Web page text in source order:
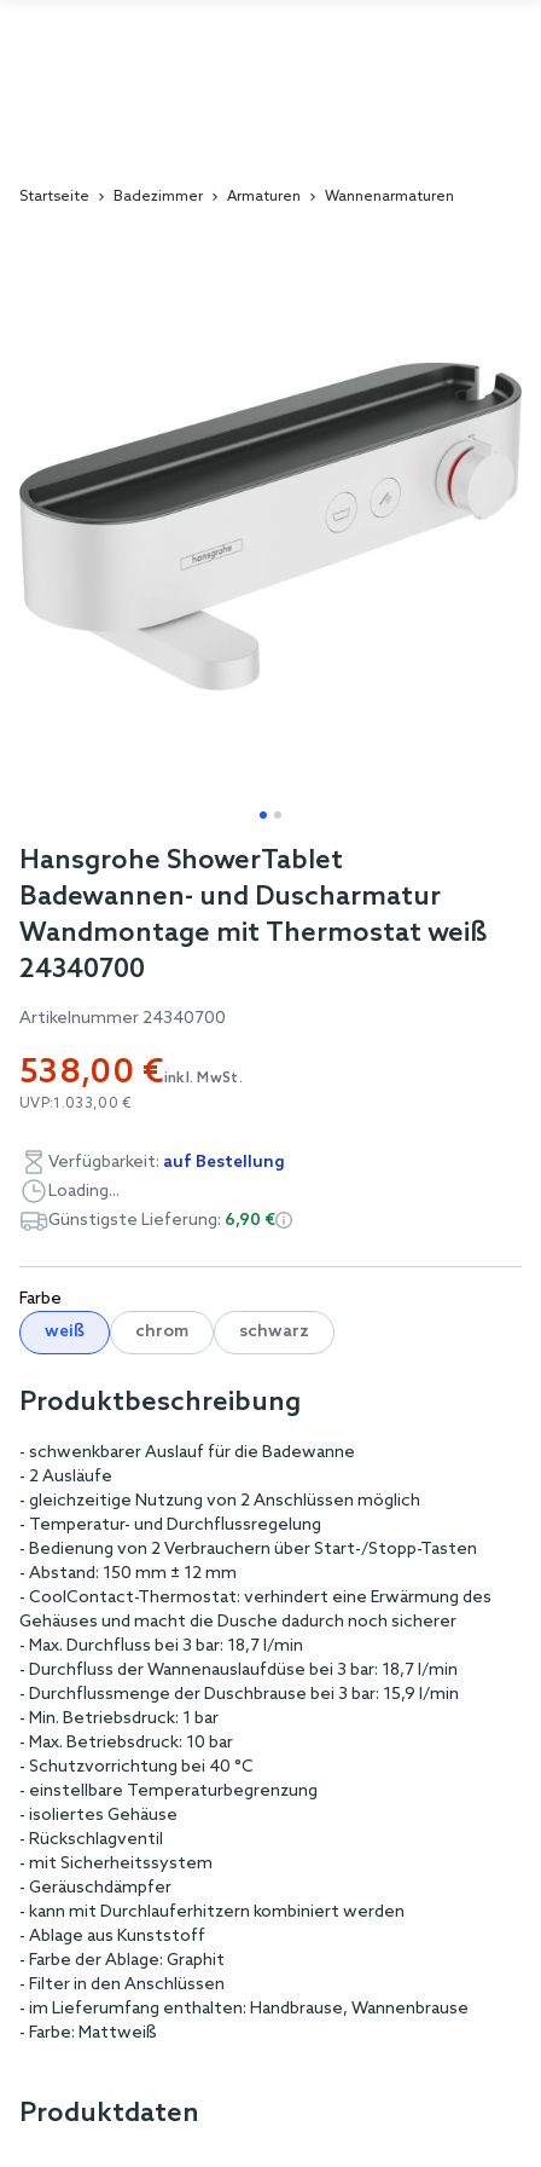
Startseite Badezimmer Armaturen Wannenarmaturen
images
gallery
Skip
to
beginning
of
images
gallery
Hansgrohe ShowerTablet
Badewannen- und Duscharmatur
Wandmontage mit Thermostat weiß
24340700
Artikelnummer 24340700
538,00 €inkl. MwSt.
UVP:1.033,00 €
Farbe
weiß
chrom schwarz
Verfügbarkeit: auf Bestellung
Loading...
Günstigste Lieferung: 6,90 €
Produktbeschreibung
- schwenkbarer Auslauf für die Badewanne
- 2 Ausläufe
- gleichzeitige Nutzung von 2 Anschlüssen möglich
- Temperatur- und Durchflussregelung
- Bedienung von 2 Verbrauchern über Start-/Stopp-Tasten
- Abstand: 150 mm ± 12 mm
- CoolContact-Thermostat: verhindert eine Erwärmung des
Gehäuses und macht die Dusche dadurch noch sicherer
- Max. Durchfluss bei 3 bar: 18,7 l/min
- Durchfluss der Wannenauslaufdüse bei 3 bar: 18,7 l/min
- Durchflussmenge der Duschbrause bei 3 bar: 15,9 l/min
- Min. Betriebsdruck: 1 bar
- Max. Betriebsdruck: 10 bar
- Schutzvorrichtung bei 40 °C
- einstellbare Temperaturbegrenzung
- isoliertes Gehäuse
- Rückschlagventil
- mit Sicherheitssystem
- Geräuschdämpfer
- kann mit Durchlauferhitzern kombiniert werden
- Ablage aus Kunststoff
- Farbe der Ablage: Graphit
- Filter in den Anschlüssen
- im Lieferumfang enthalten: Handbrause, Wannenbrause
- Farbe: Mattweiß
Produktdaten